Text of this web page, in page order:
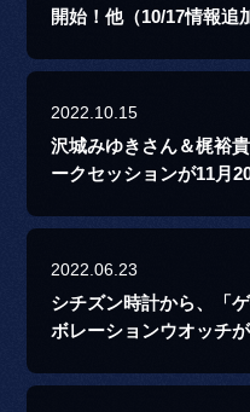
開始！他（10/17情報追
2022.10.15
沢城みゆきさん＆梶裕
ークセッションが11月
2022.06.23
シチズン時計から、「
ボレーションウオッチが